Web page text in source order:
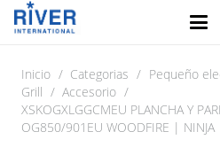
Inicio / Categorias / Pequeño
Grill / Accesorio /
XSKOGXLGGCMEU PLANCHA Y
OG850/901EU WOODFIRE | NINJA